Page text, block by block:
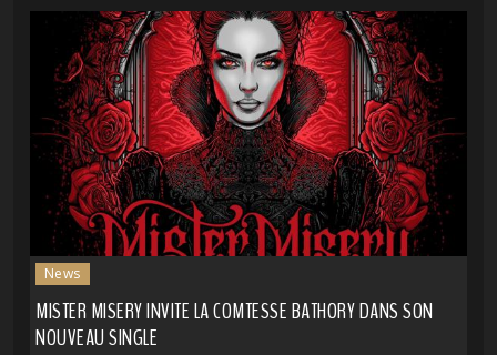
News
MISTER MISERY INVITE LA COMTESSE BATHORY DANS SON
NOUVEAU SINGLE